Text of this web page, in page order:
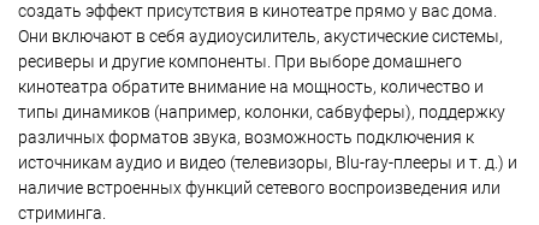
создать эффект присутствия в кинотеатре прямо у вас дома.
Они включают в себя аудиоусилитель, акустические системы,
ресиверы и другие компоненты. При выборе домашнего
кинотеатра обратите внимание на мощность, количество и
типы динамиков (например, колонки, сабвуферы), поддержку
различных форматов звука, возможность подключения к
источникам аудио и видео (телевизоры, Blu-ray-плееры и т. д.) и
наличие встроенных функций сетевого воспроизведения или
стриминга.